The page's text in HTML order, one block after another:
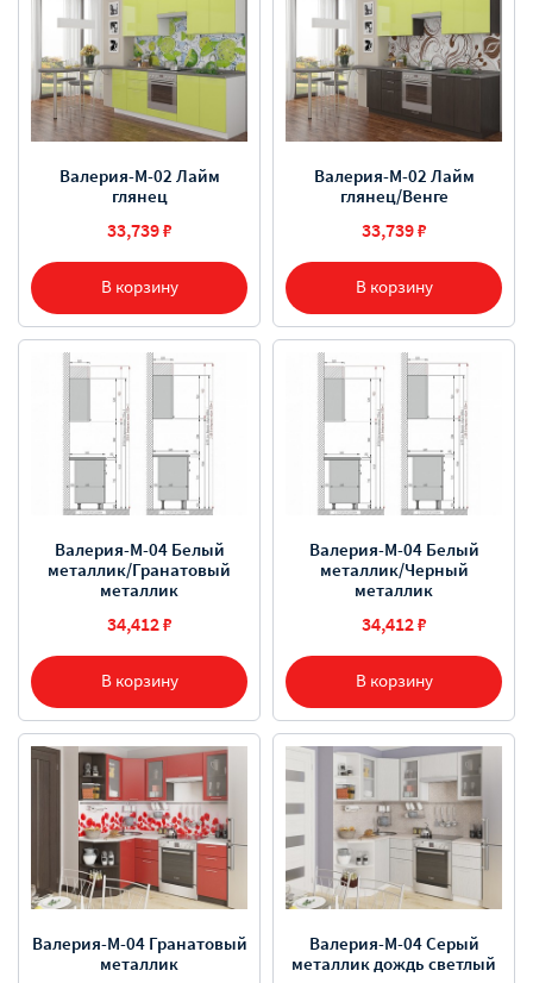
В корзину
Валерия-М-02 Лайм
глянец
33,739 ₽
В корзину
Валерия-М-02 Лайм
глянец/Венге
33,739 ₽
В корзину
Валерия-М-04 Белый
металлик/Гранатовый
металлик
34,412 ₽
В корзину
Валерия-М-04 Белый
металлик/Черный
металлик
34,412 ₽
Валерия-М-04 Гранатовый
металлик
Валерия-М-04 Серый
металлик дождь светлый